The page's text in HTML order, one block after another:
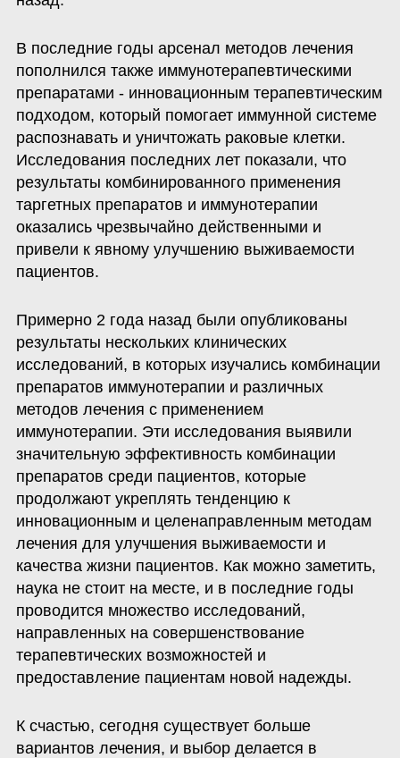
В последние годы арсенал методов лечения
пополнился также иммунотерапевтическими
препаратами - инновационным терапевтическим
подходом, который помогает иммунной системе
распознавать и уничтожать раковые клетки.
Исследования последних лет показали, что
результаты комбинированного применения
таргетных препаратов и иммунотерапии
оказались чрезвычайно действенными и
привели к явному улучшению выживаемости
пациентов.
Примерно 2 года назад были опубликованы
результаты нескольких клинических
исследований, в которых изучались комбинации
препаратов иммунотерапии и различных
методов лечения с применением
иммунотерапии. Эти исследования выявили
значительную эффективность комбинации
препаратов среди пациентов, которые
продолжают укреплять тенденцию к
инновационным и целенаправленным методам
лечения для улучшения выживаемости и
качества жизни пациентов. Как можно заметить,
наука не стоит на месте, и в последние годы
проводится множество исследований,
направленных на совершенствование
терапевтических возможностей и
предоставление пациентам новой надежды.
К счастью, сегодня существует больше
вариантов лечения, и выбор делается в